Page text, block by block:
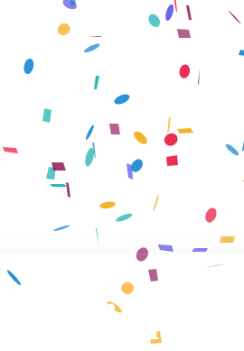
Yeni